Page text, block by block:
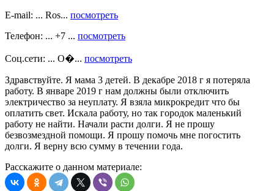
E-mail: ... Ros... посмотреть
Телефон: ... +7 ... посмотреть
Соц.сети: ... О�... посмотреть
Здравствуйте. Я мама 3 детей. В декабре 2018 г я потеряла
работу. В январе 2019 г нам должны были отключить
электричество за неуплату. Я взяла микрокредит что бы
оплатить свет. Искала работу, но так городок маленький
работу не найти. Начали расти долги. Я не прошу
безвозмездной помощи. Я прошу помочь мне погостить
долги. Я верну всю сумму в течении года.
Расскажите о данном материале: